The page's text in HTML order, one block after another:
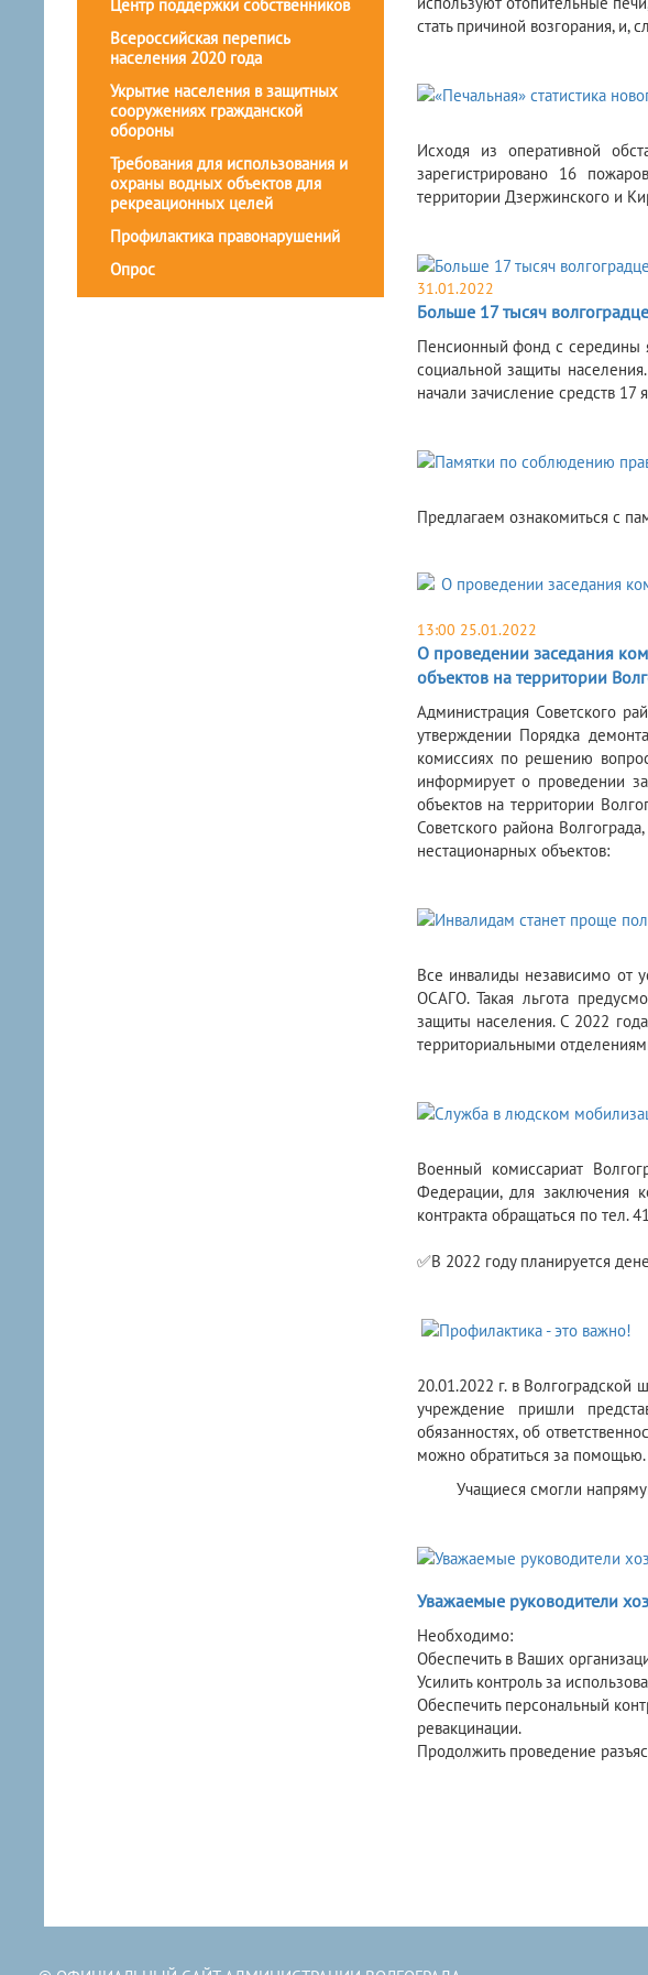
Центр поддержки собственников
Всероссийская перепись
населения 2020 года
Укрытие населения в защитных
сооружениях гражданской
обороны
Требования для использования и
охраны водных объектов для
рекреационных целей
Профилактика правонарушений
Опрос
стать причиной возгорания, и,
​Исходя из оперативной
зарегистрировано 16
территории Дзержинского и
31.01.2022
Больше 17 тысяч
​Пенсионный фонд с середины
социальной защиты
начали зачисление средств 17
​Предлагаем ознакомиться с
13:00 25.01.2022
О проведении заседания
объектов на территории
​Администрация Советского
утверждении Порядка
комиссиях по решению
информирует о проведении
объектов на территории
Советского района
нестационарных объектов:
​Все инвалиды независимо от
ОСАГО. Такая льгота
защиты населения. С 2022
территориальными
Военный комиссариат
Федерации, для заключения
контракта обращаться по тел.
✅В 2022 году планируется
20.01.2022 г. в
учреждение пришли
обязанностях, об
можно обратиться за помощью.
Учащиеся смогли напрямую
Уважаемые руководители
Необходимо:
Обеспечить в Ваших
Усилить контроль за
Обеспечить персональный
ревакцинации.
Продолжить проведение